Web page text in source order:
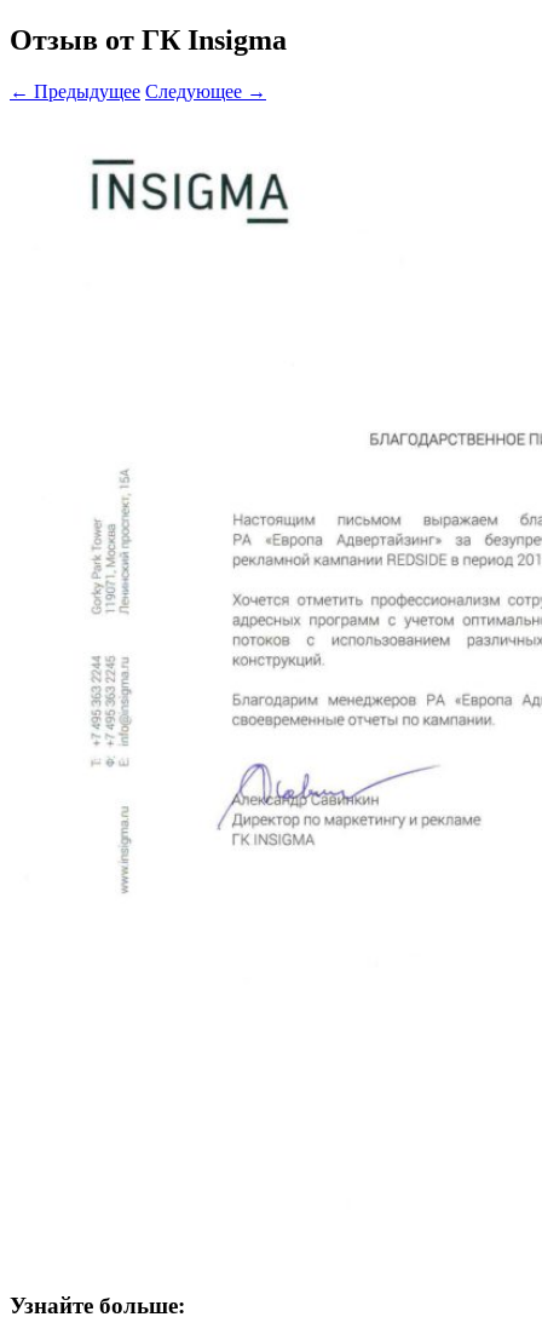
Отзыв от ГК Insigma
← Предыдущее Следующее →
Узнайте больше: